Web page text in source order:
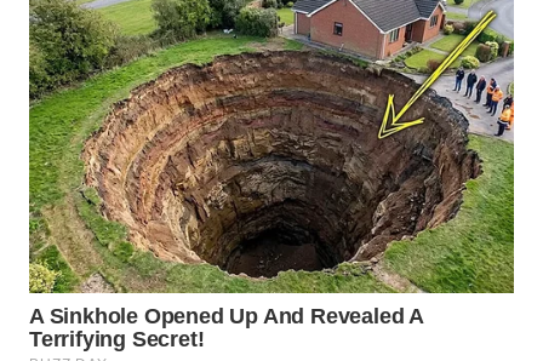
WN
MAJALENGKA
WN
SUBANG
WN
SUKABUMI
WN
PURWAKARTA